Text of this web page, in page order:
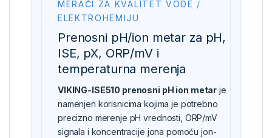
MERAČI ZA KVALITET VODE /
ELEKTROHEMIJU
Prenosni pH/ion metar za pH,
ISE, pX, ORP/mV i
temperaturna merenja
VIKING-ISE510 prenosni pH ion metar je
namenjen korisnicima kojima je potrebno
precizno merenje pH vrednosti, ORP/mV
signala i koncentracije jona pomoću jon-